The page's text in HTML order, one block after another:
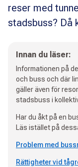
reser med
stadsbuss? Då
Innan du läser:
Informationen på
och buss och där
gäller även för
stadsbuss i
Har du åkt på en
Läs istället på
Problem med
Rättigheter vid